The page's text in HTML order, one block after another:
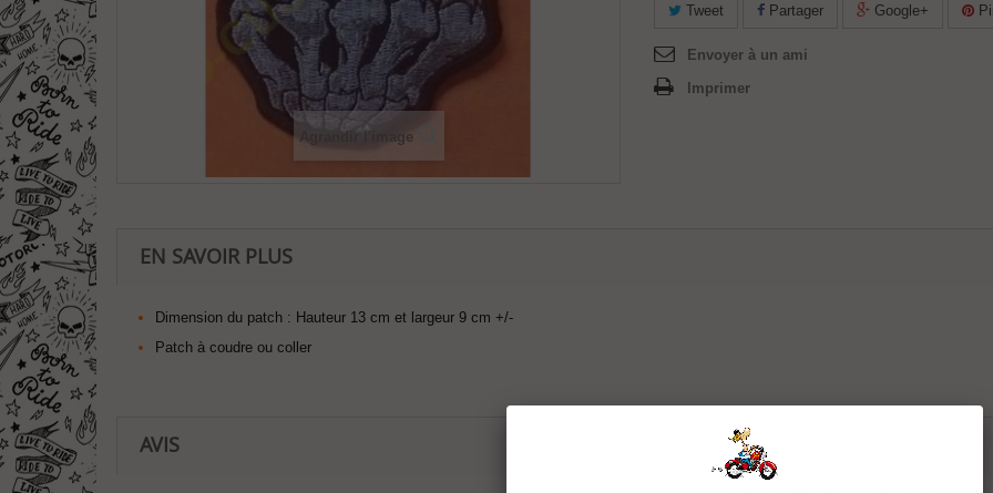
Agrandir l'image
Tweet
Partager Google+
Envoyer à un ami
Imprimer
EN SAVOIR PLUS
Dimension du patch : Hauteur 13 cm et largeur 9 cm +/-
Patch à coudre ou coller
AVIS